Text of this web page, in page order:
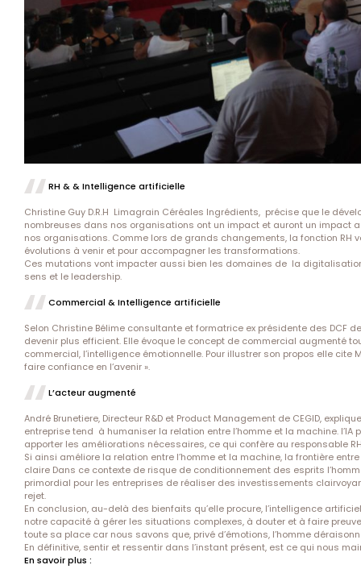
RH & & Intelligence artificielle
Christine Guy D.R.H Limagrain Céréales Ingrédients, précise que le
nombreuses dans nos organisations ont un impact et auront un impact
nos organisations. Comme lors de grands changements, la fonction RH
évolutions à venir et pour accompagner les transformations.
Ces mutations vont impacter aussi bien les domaines de la
sens et le leadership.
Commercial & Intelligence artificielle
Selon Christine Bélime consultante et formatrice ex présidente des DCF
devenir plus efficient. Elle évoque le concept de commercial augmenté
commercial, l’intelligence émotionnelle. Pour illustrer son propos elle cite
faire confiance en l‘avenir ».
L’acteur augmenté
André Brunetiere, Directeur R&D et Product Management de CEGID,
entreprise tend à humaniser la relation entre l’homme et la machine. l’IA
apporter les améliorations nécessaires, ce qui confère au responsable
Si ainsi améliore la relation entre l’homme et la machine, la frontière
claire Dans ce contexte de risque de conditionnement des esprits
primordial pour les entreprises de réaliser des investissements
rejet.
En conclusion, au-delà des bienfaits qu’elle procure, l’intelligence
notre capacité à gérer les situations complexes, à douter et à faire
toute sa place car nous savons que, privé d’émotions, l’homme
En définitive, sentir et ressentir dans l’instant présent, est ce qui nous
En savoir plus :